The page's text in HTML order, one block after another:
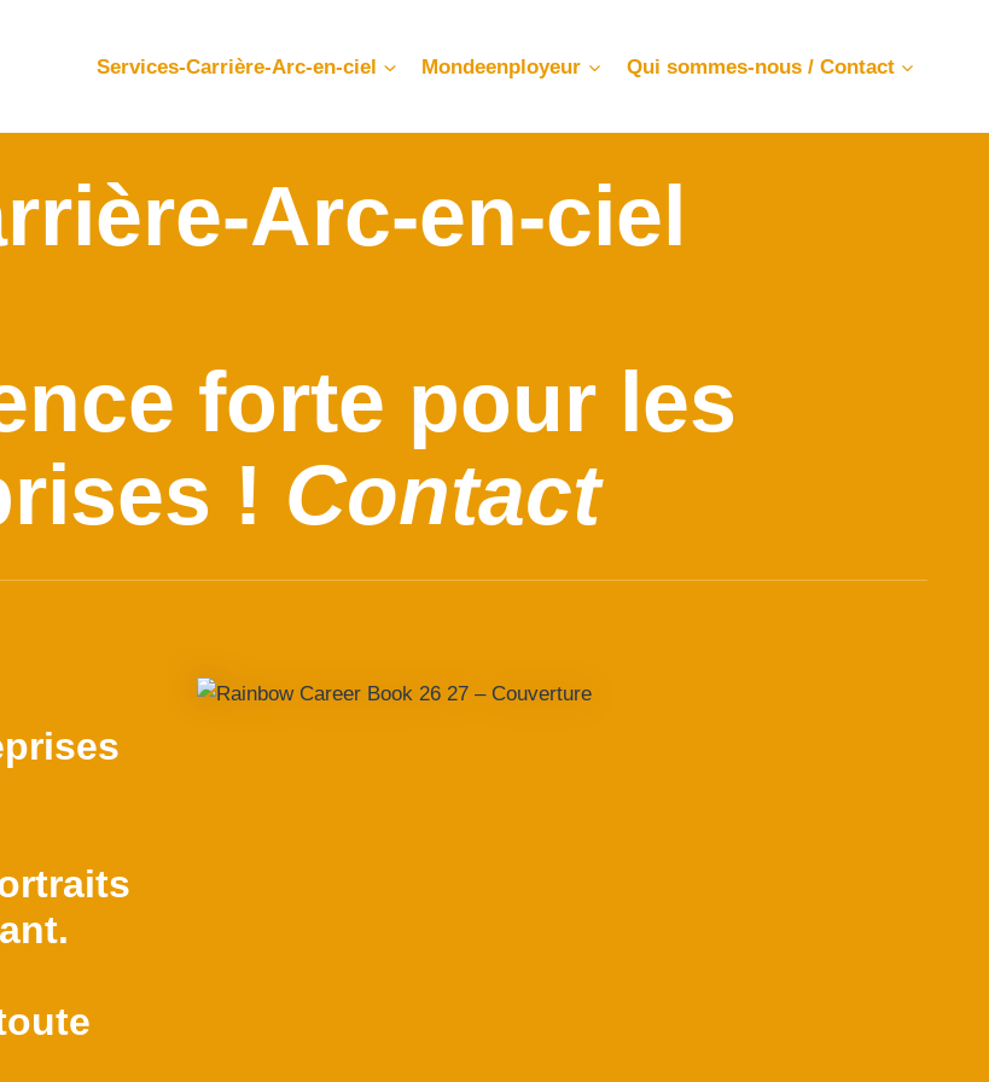
Services-Carrière-Arc-en-ciel Mondeenployeur Qui sommes-nous / Contact
Arc-en-ciel
forte pour les
! Contact